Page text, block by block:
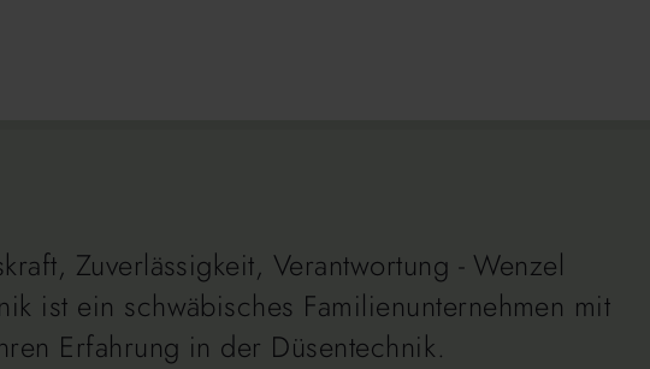
Zuverlässigkeit, Verantwortung - Wenzel
ist ein schwäbisches Familienunternehmen mit
Erfahrung in der Düsentechnik.